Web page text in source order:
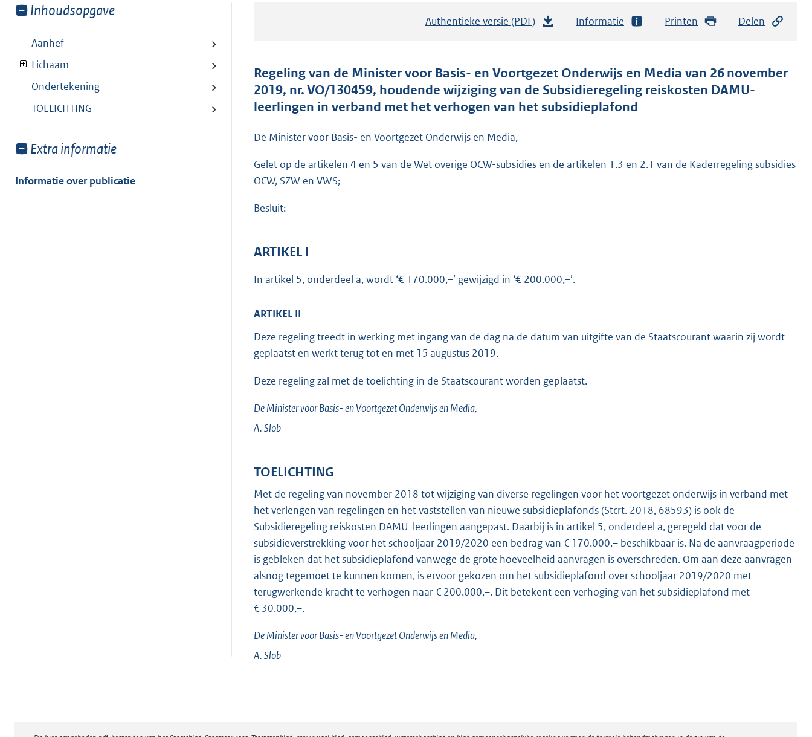
Toon
van:
Inhoudsopgave
Aanhef
Lichaam
Ondertekening
TOELICHTING
Toon
van:
Extra informatie
Informatie over publicatie
Authentieke versie (PDF)
t
a
n
r
1
K
Informatie Printen Delen
Regeling van de Minister voor Basis- en Voortgezet Onderwijs en Media van 26 november
2019, nr. VO/130459, houdende wijziging van de Subsidieregeling reiskosten DAMU-
leerlingen in verband met het verhogen van het subsidieplafond
De Minister voor Basis- en Voortgezet Onderwijs en Media,
Gelet op de artikelen 4 en 5 van de Wet overige OCW-subsidies en de artikelen 1.3 en 2.1 van de Kaderregeling subsidies
OCW, SZW en VWS;
Besluit:
ARTIKEL I
In artikel 5, onderdeel a, wordt ‘€ 170.000,–’ gewijzigd in ‘€ 200.000,–’.
ARTIKEL II
Deze regeling treedt in werking met ingang van de dag na de datum van uitgifte van de Staatscourant waarin zij wordt
geplaatst en werkt terug tot en met 15 augustus 2019.
Deze regeling zal met de toelichting in de Staatscourant worden geplaatst.
De Minister voor Basis- en Voortgezet Onderwijs en Media,
A.Slob
TOELICHTING
Met de regeling van november 2018 tot wijziging van diverse regelingen voor het voortgezet onderwijs in verband met
het verlengen van regelingen en het vaststellen van nieuwe subsidieplafonds (Stcrt. 2018, 68593) is ook de
Subsidieregeling reiskosten DAMU-leerlingen aangepast. Daarbij is in artikel 5, onderdeel a, geregeld dat voor de
subsidieverstrekking voor het schooljaar 2019/2020 een bedrag van € 170.000,– beschikbaar is. Na de aanvraagperiode
is gebleken dat het subsidieplafond vanwege de grote hoeveelheid aanvragen is overschreden. Om aan deze aanvragen
alsnog tegemoet te kunnen komen, is ervoor gekozen om het subsidieplafond over schooljaar 2019/2020 met
terugwerkende kracht te verhogen naar € 200.000,–. Dit betekent een verhoging van het subsidieplafond met
€ 30.000,–.
De Minister voor Basis- en Voortgezet Onderwijs en Media,
A.Slob